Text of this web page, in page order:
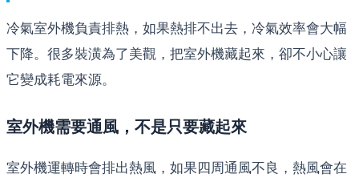
冷氣室外機負責排熱，如果熱排不出去，冷氣效率會大幅
下降。很多裝潢為了美觀，把室外機藏起來，卻不小心讓
它變成耗電來源。
室外機需要通風，不是只要藏起來
室外機運轉時會排出熱風，如果四周通風不良，熱風會在